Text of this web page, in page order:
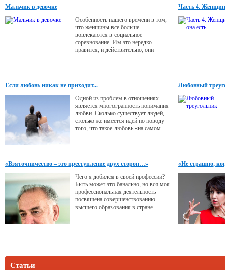
Мальчик в девочке
Особенность нашего времени в том,
что женщины все больше
вовлекаются в социальное
соревнование. Им это нередко
нравится, и действительно, они
Часть 4.
Если любовь никак не приходит...
Одной из проблем в отношениях
является многогранность понимания
любви. Сколько существует людей,
столько же имеется идей по поводу
того, что такое любовь «на самом
случиться в жизни. Нужно просто
верить и ждать - и тогда «все будет
хорошо». Насколько ошибочна такая
Любовный
«Взяточничество – это преступление двух сторон…»
Чего я добился в своей профессии?
Быть может это банально, но вся моя
профессиональная деятельность
посвящена совершенствованию
высшего образования в стране.
«Не страшно,
Статьи